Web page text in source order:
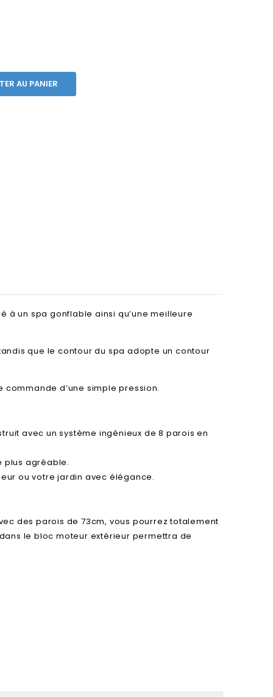
AU PANIER
à un spa gonflable ainsi qu’une meilleure
que le contour du spa adopte un contour
d’une simple pression.
avec un système ingénieux de 8 parois en
plus agréable.
ou votre jardin avec élégance.
des parois de 73cm, vous pourrez totalement
le bloc moteur extérieur permettra de